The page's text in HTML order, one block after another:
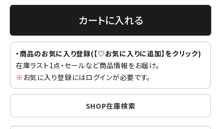
カートに入れる
・商品のお気に入り登録(【♡お気に入りに追加】をクリック)
在庫ラスト1点・セールなど商品情報をお届け。
※ お気に入り登録にはログインが必要です。
SHOP在庫検索